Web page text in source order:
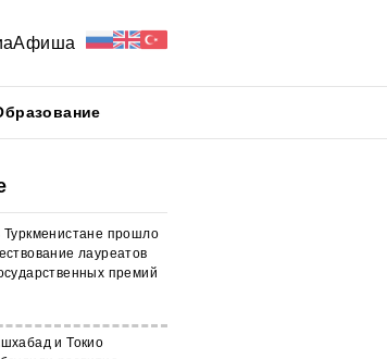
Афиша
Туркменистане прошло
лауреатов
премий
и Токио